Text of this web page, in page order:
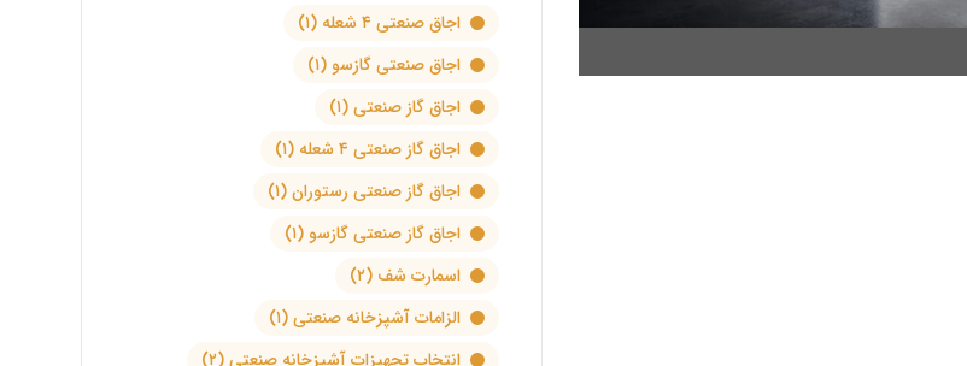
اجاق صنعتی ۴ شعله
(۱)
اجاق صنعتی گازسو (۱)
اجاق گاز صنعتی(۱)
اجاق گاز صنعتی ۴ شعله
(۱)
اجاق گاز صنعتی رستوران(۱)
اجاق گاز صنعتی گازسو (۱)
اسمارت شف (۲)
الزامات آشپزخانه صنعتی(۱)
انتخاب تجهیزات آشپزخانه صنعتی(۲)